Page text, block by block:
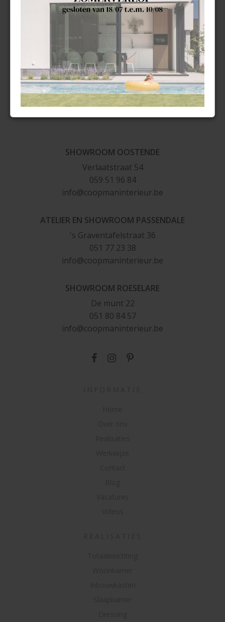
Interieurplaatser
SHOWROOM OOSTENDE
Verlaatstraat 54
059 51 96 84
info@coopmaninterieur.be
ATELIER EN SHOWROOM PASSENDALE
's Graventafelstraat 36
051 77 23 38
info@coopmaninterieur.be
SHOWROOM ROESELARE
De munt 22
051 80 84 57
info@coopmaninterieur.be